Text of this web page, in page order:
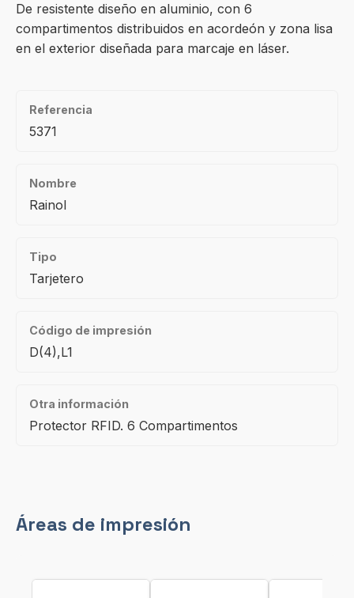
De resistente diseño en aluminio, con 6
compartimentos distribuidos en acordeón y zona lisa
en el exterior diseñada para marcaje en láser.
Referencia
5371
Nombre
Rainol
Tipo
Tarjetero
Código de impresión
D(4),L1
Otra información
Protector RFID. 6 Compartimentos
Áreas de impresión